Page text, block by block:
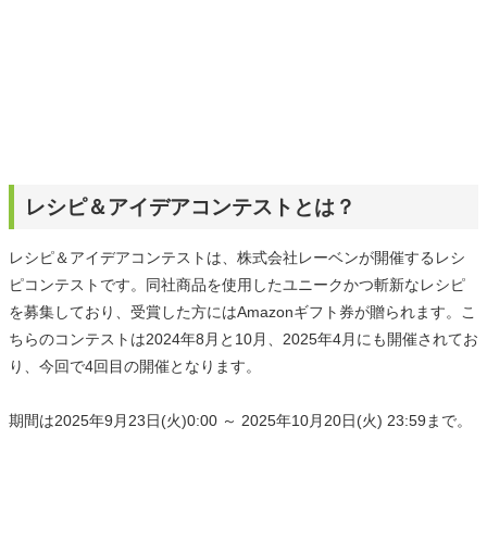
レシピ＆アイデアコンテストとは？
レシピ＆アイデアコンテストは、株式会社レーベンが開催するレシ
ピコンテストです。同社商品を使用したユニークかつ斬新なレシピ
を募集しており、受賞した方にはAmazonギフト券が贈られます。こ
ちらのコンテストは2024年8月と10月、2025年4月にも開催されてお
り、今回で4回目の開催となります。
期間は2025年9月23日(火)0:00 ～ 2025年10月20日(火) 23:59まで。